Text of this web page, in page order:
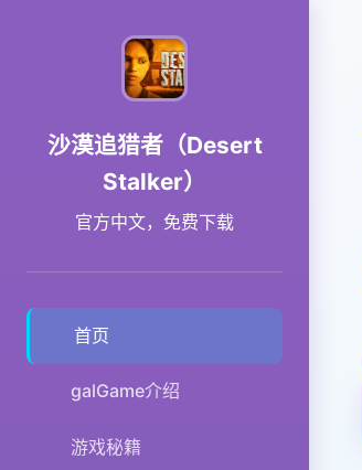
沙漠追猎者（Desert
Stalker）
官方中文，免费下载
首页
galGame介绍
游戏秘籍